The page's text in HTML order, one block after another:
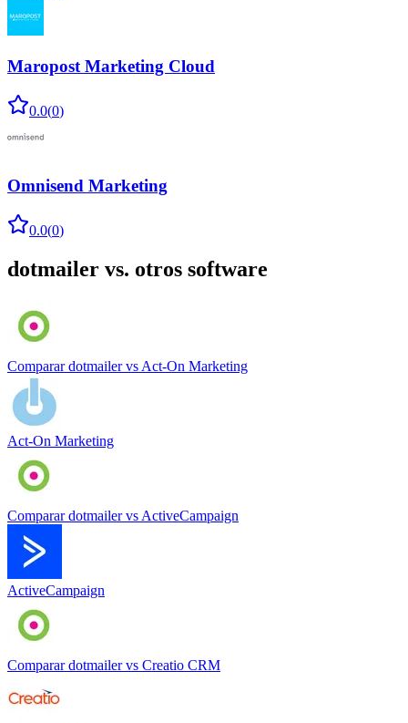
Maropost Marketing Cloud
0.0(0)
Omnisend Marketing
0.0(0)
dotmailer vs. otros software
Comparar dotmailervs Act-On Marketing
Act-On Marketing
Comparar dotmailervs ActiveCampaign
ActiveCampaign
Comparar dotmailervs Creatio CRM